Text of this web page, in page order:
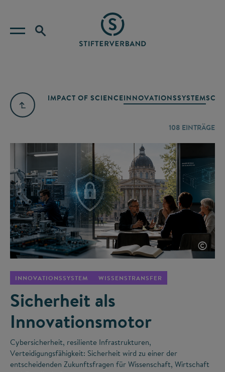
IMPACT OF SCIENCEINNOVATIONSSYSTEM
108 EINTRÄGE
©
INNOVATIONSSYSTEM WISSENSTRANSFER
Sicherheit als
Innovationsmotor
Cybersicherheit, resiliente Infrastrukturen,
Verteidigungsfähigkeit: Sicherheit wird zu einer der
entscheidenden Zukunftsfragen für Wissenschaft, Wirtschaft